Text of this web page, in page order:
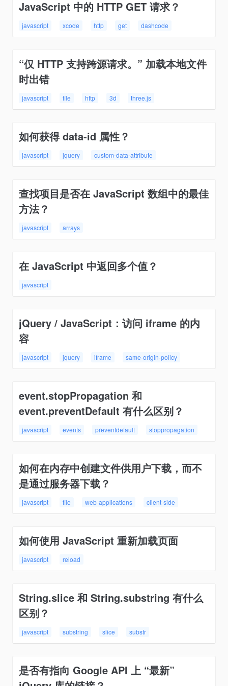
JavaScript 中的 HTTP GET 请求？
javascript xcode http get dashcode
“仅 HTTP 支持跨源请求。” 加载本地文件
时出错
javascript file http 3d three.js
如何获得 data-id 属性？
javascript jquery custom-data-attribute
查找项目是否在 JavaScript 数组中的最佳
方法？
javascript arrays
在 JavaScript 中返回多个值？
javascript
jQuery / JavaScript：访问 iframe 的内
容
javascript jquery iframe same-origin-policy
event.stopPropagation 和
event.preventDefault 有什么区别？
javascript events preventdefault stoppropagation
如何在内存中创建文件供用户下载，而不
是通过服务器下载？
javascript file web-applications client-side
如何使用 JavaScript 重新加载页面
javascript reload
String.slice 和 String.substring 有什么
区别？
javascript substring slice substr
是否有指向 Google API 上 “最新”